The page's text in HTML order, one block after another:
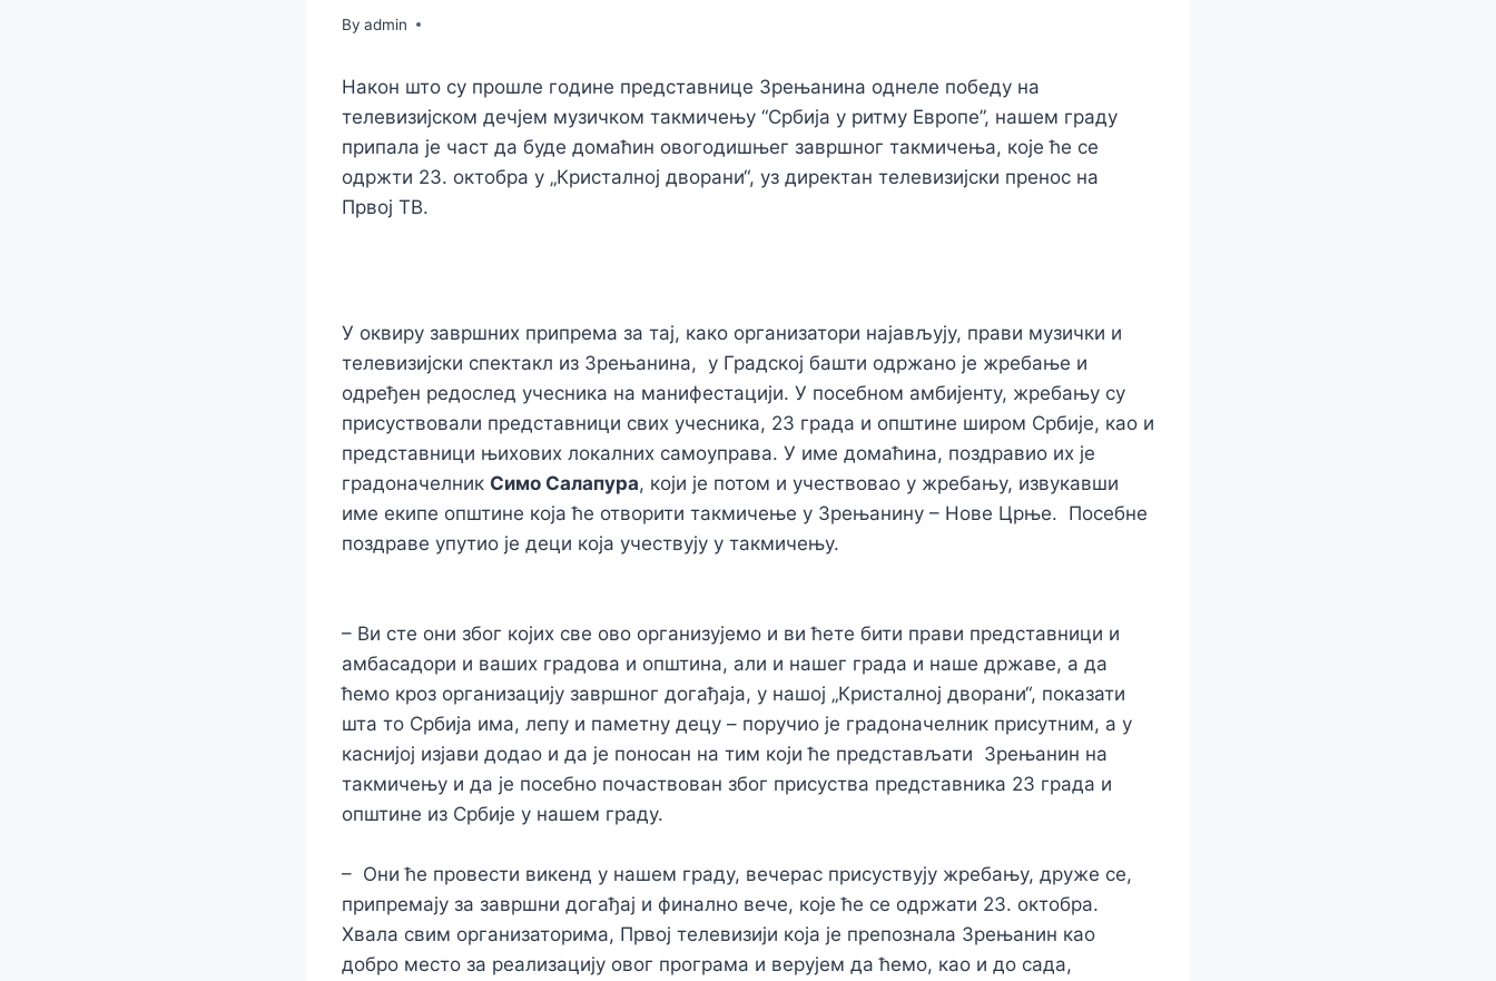
By admin
Након што су прошле године представнице Зрењанина однеле победу на
телевизијском дечјем музичком такмичењу “Србија у ритму Европе”, нашем граду
припала је част да буде домаћин овогодишњег завршног такмичења, које ће се
одржти 23. октобра у „Кристалној дворани“, уз директан телевизијски пренос на
Првој ТВ.
У оквиру завршних припрема за тај, како организатори најављују, прави музички и
телевизијски спектакл из Зрењанина, у Градској башти одржано je жребање и
одређен редослед учесника на манифестацији. У посебном амбијенту, жребању су
присуствовали представници свих учесника, 23 града и општине широм Србије, као и
представници њихових локалних самоуправа. У име домаћина, поздравио их је
градоначелник Симо Салапура, који је потом и учествовао у жребању, извукавши
име екипе општине која ће отворити такмичење у Зрењанину – Нове Црње. Посебне
поздраве упутио је деци која учествују у такмичењу.
– Ви сте они због којих све ово организујемо и ви ћете бити прави представници и
амбасадори и ваших градова и општина, али и нашег града и наше државе, а да
ћемо кроз организацију завршног догађаја, у нашој „Кристалној дворани“, показати
шта то Србија има, лепу и паметну децу – поручио је градоначелник присутним, а у
каснијој изјави додао и да је поносан на тим који ће представљати Зрењанин на
такмичењу и да је посебно почаствован због присуства представника 23 града и
општине из Србије у нашем граду.
– Они ће провести викенд у нашем граду, вечерас присуствују жребању, друже се,
припремају за завршни догађај и финално вече, које ће се одржати 23. октобра.
Хвала свим организаторима, Првој телевизији која је препознала Зрењанин као
добро место за реализацију овог програма и верујем да ћемо, као и до сада,